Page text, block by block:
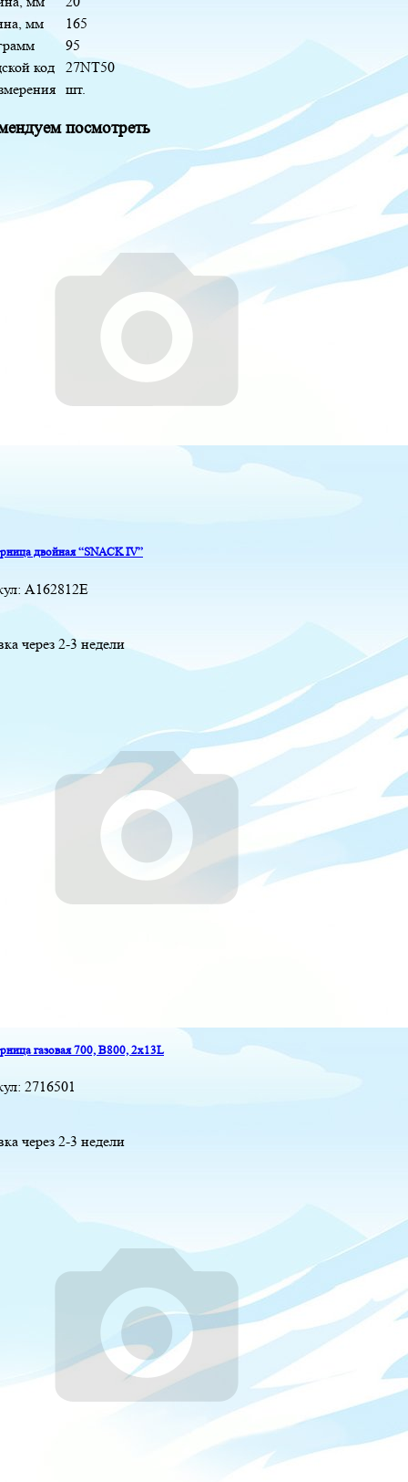
мм
165
95
код
27NT50
шт.
посмотреть
двойная “SNACK IV”
A162812E
через 2-3 недели
газовая 700, B800, 2x13L
2716501
через 2-3 недели